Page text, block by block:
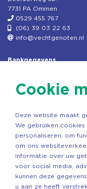
7731 PA Ommen
0529 455 767
(06) 39 03 22 63
info@vechtgenoten.nl
Bankgegevens
Rek.nr:
Copyright ©2026
Cookie
Deze website maakt
We gebruiken
personaliseren, om
om ons
informatie over uw
voor social media,
kunnen deze
u aan ze heeft